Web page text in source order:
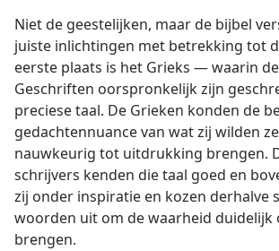
Niet de geestelijken, maar de bijbel
juiste inlichtingen met betrekking tot
eerste plaats is het Grieks — waarin
Geschriften oorspronkelijk zijn
preciese taal. De Grieken konden de
gedachtennuance van wat zij wilden
nauwkeurig tot uitdrukking brengen.
schrijvers kenden die taal goed en
zij onder inspiratie en kozen derhalve
woorden uit om de waarheid duidelijk
brengen.